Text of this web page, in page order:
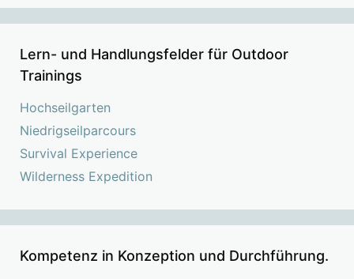
Lern- und Handlungsfelder für Outdoor
Trainings
Hochseilgarten
Niedrigseilparcours
Survival Experience
Wilderness Expedition
Kompetenz in Konzeption und Durchführung.